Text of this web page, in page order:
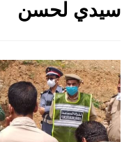
سيدي لحسن